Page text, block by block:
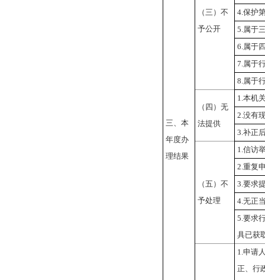
三、本
年度办
理结果
（三）不
予公开
4.保护
5.属于
6.属于
7.属于
8.属于
（四）无
法提供
1.本机
2.没有
3.补正
（五）不
予处理
1.信访
2.重复
3.要求
4.无正
5.要求
具已获
1.申请
正、行